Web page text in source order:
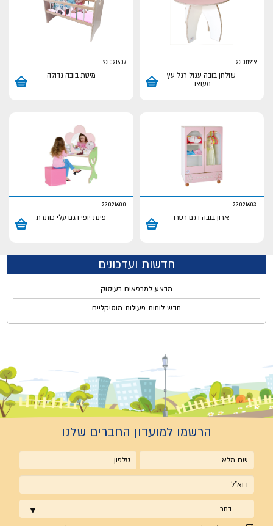
23011219
שולחן בובה עגול רגל עץ
מעוצב
23021607
מיטת בובה גדולה
23021603
ארון בובה דגם רטרו
23021600
פינת יופי דגם עלי כותרת
חדשות ועדכונים
מבצע למרפאים בעיסוק
חדש לוחות פעילות מוסיקליים
הרשמו למועדון החברים שלנו
שם
מלא
טלפון
אימייל
בחר...